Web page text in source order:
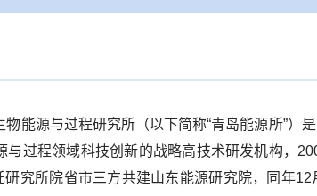
物能源与过程研究所（以下简称“青岛能源所”）
与过程领域科技创新的战略高技术研发机构，
究所院省市三方共建山东能源研究院，同年